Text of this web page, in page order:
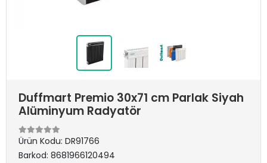
Duffmart Premio 30x71 cm Parlak Siyah
Alüminyum Radyatör
Ürün Kodu: DR91766
Barkod: 8681966120494